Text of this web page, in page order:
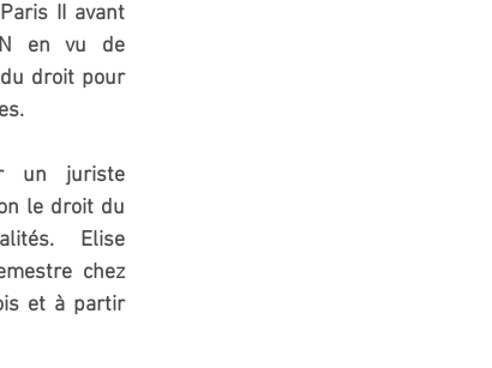
II avant
en vu de
droit pour
un juriste
le droit du
Elise
chez
et à partir